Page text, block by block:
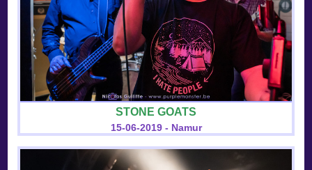
STONE GOATS
15-06-2019 - Namur